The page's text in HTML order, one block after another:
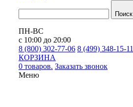
Поиск
ПН-ВС
с 10:00 до 20:00
8 (800) 302-77-06 8 (499) 348-15-11
КОРЗИНА
0 товаров. Заказать звонок
Меню